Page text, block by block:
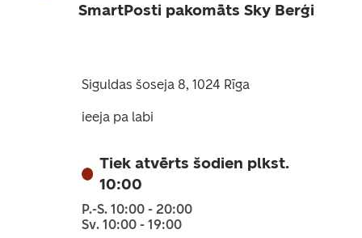
SmartPosti pakomāts Sky Berģi
Siguldas šoseja 8, 1024 Rīga
ieeja pa labi
Tiek atvērts šodien plkst.
10:00
P.-S. 10:00 - 20:00
Sv. 10:00 - 19:00